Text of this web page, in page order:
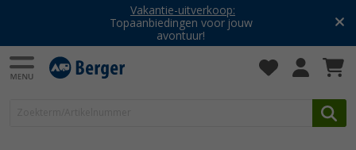
Vakantie-uitverkoop:
Topaanbiedingen voor jouw
avontuur!